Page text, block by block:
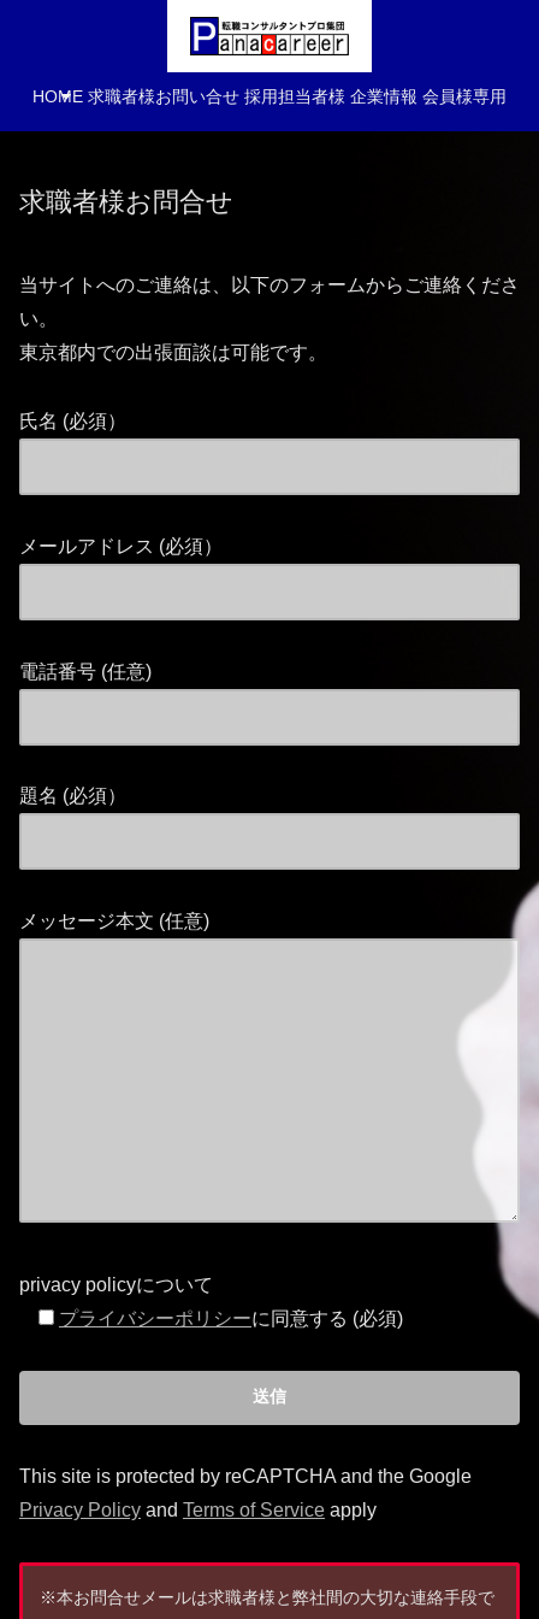
HOME 求職者様お問い合せ 採用担当者様 企業情報 会員様専用
求職者様お問合せ
当サイトへのご連絡は、以下のフォームからご連絡くださ
い。
東京都内での出張面談は可能です。
氏名 (必須）
メールアドレス (必須）
電話番号 (任意)
題名 (必須）
メッセージ本文 (任意)
privacy policyについて
プライバシーポリシーに同意する (必須)
This site is protected by reCAPTCHA and the Google
Privacy Policy and Terms of Service apply
※本お問合せメールは求職者様と弊社間の大切な連絡手段で